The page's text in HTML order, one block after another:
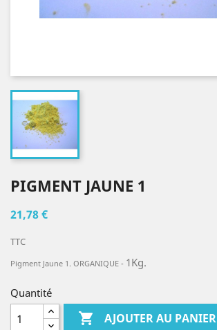
PIGMENT JAUNE 1
21,78 €
TTC
Pigment Jaune 1. ORGANIQUE - 1Kg.
Quantité
 AJOUTER AU PANIER